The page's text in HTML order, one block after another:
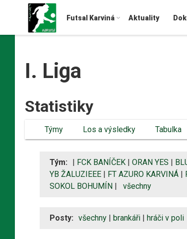
Futsal Karviná Aktuality
I. Liga
Statistiky
Týmy Los a výsledky Tabulka
Tým: | FCK BANÍČEK | ORAN YES |
YB ŽALUZIEEE | FT AZURO KARVINÁ |
SOKOL BOHUMÍN | všechny
Posty: všechny | brankáři | hráči v poli